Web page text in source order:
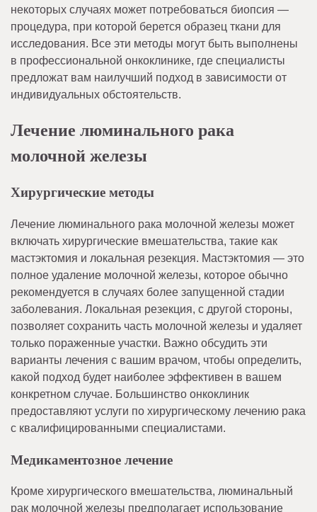
некоторых случаях может потребоваться биопсия —
процедура, при которой берется образец ткани для
исследования. Все эти методы могут быть выполнены
в профессиональной онкоклинике, где специалисты
предложат вам наилучший подход в зависимости от
индивидуальных обстоятельств.
Лечение люминального рака
молочной железы
Хирургические методы
Лечение люминального рака молочной железы может
включать хирургические вмешательства, такие как
мастэктомия и локальная резекция. Мастэктомия — это
полное удаление молочной железы, которое обычно
рекомендуется в случаях более запущенной стадии
заболевания. Локальная резекция, с другой стороны,
позволяет сохранить часть молочной железы и удаляет
только пораженные участки. Важно обсудить эти
варианты лечения с вашим врачом, чтобы определить,
какой подход будет наиболее эффективен в вашем
конкретном случае. Большинство онкоклиник
предоставляют услуги по хирургическому лечению рака
с квалифицированными специалистами.
Медикаментозное лечение
Кроме хирургического вмешательства, люминальный
рак молочной железы предполагает использование